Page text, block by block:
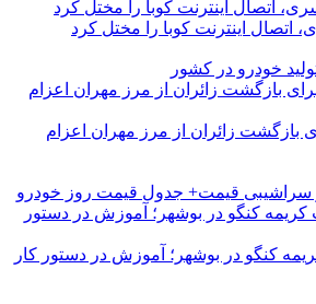
اینترنت کوبا را مختل کرد
برای بازگشت زائران از مرز مهران اعزام
سراشیبی قیمت+ جدول قیمت روز خودرو
کنگو در بوشهر؛ آموزش در دستور کار